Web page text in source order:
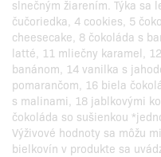
slnečným žiarením. Týka sa
čučoriedka, 4 cookies, 5
cheesecake, 8 čokoláda s
latté, 11 mliečny karamel,
banánom, 14 vanilka s
pomarančom, 16 biela
s malinami, 18 jablkovými
čokoláda so sušienkou
Výživové hodnoty sa môžu
bielkovín v produkte sa